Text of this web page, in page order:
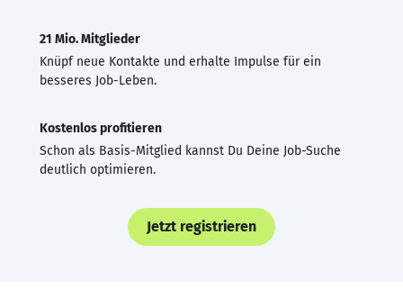
21 Mio. Mitglieder
Knüpf neue Kontakte und erhalte Impulse für ein
besseres Job-Leben.
Kostenlos profitieren
Schon als Basis-Mitglied kannst Du Deine Job-Suche
deutlich optimieren.
Jetzt registrieren